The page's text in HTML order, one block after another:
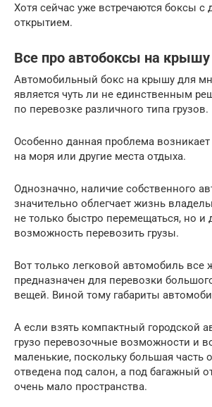
Хотя сейчас уже встречаются боксы с
открытием.
Все про автобоксы на
Автомобильный бокс на крышу для
является чуть ли не единственным
по перевозке различного типа грузов.
Особенно данная проблема
на моря или другие места отдыха.
Однозначно, наличие собственного
значительно облегчает жизнь
не только быстро перемещаться, но и
возможность перевозить грузы.
Вот только легковой автомобиль все
предназначен для перевозки
вещей. Виной тому габариты
А если взять компактный городской
грузо перевозочные возможности и
маленькие, поскольку большая часть
отведена под салон, а под багажный
очень мало пространства.